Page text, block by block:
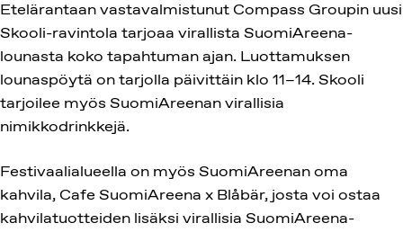
Etelärantaan vastavalmistunut Compass Groupin uusi
Skooli-ravintola tarjoaa virallista SuomiAreena-
lounasta koko tapahtuman ajan. Luottamuksen
lounaspöytä on tarjolla päivittäin klo 11–14. Skooli
tarjoilee myös SuomiAreenan virallisia
nimikkodrinkkejä.
Festivaalialueella on myös SuomiAreenan oma
kahvila, Cafe SuomiAreena x Blåbär, josta voi ostaa
kahvilatuotteiden lisäksi virallisia SuomiAreena-